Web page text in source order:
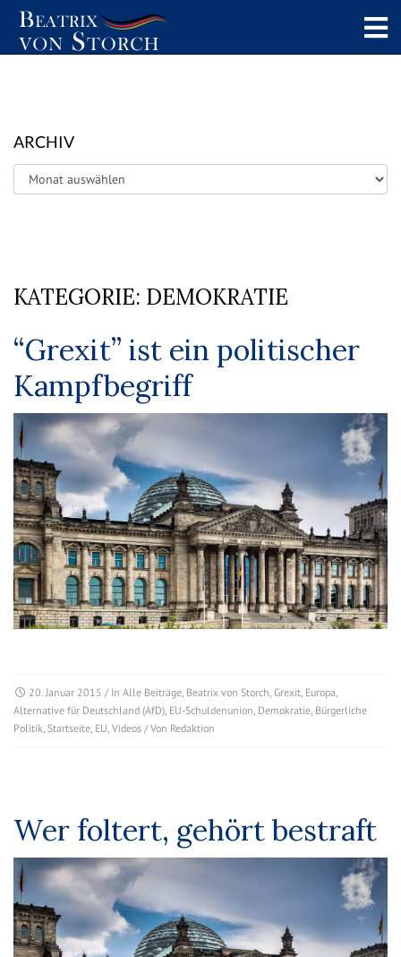
ARCHIV
Archiv
KATEGORIE: DEMOKRATIE
“Grexit” ist ein politischer
Kampfbegriff
20. Januar 2015 / In Alle Beiträge, Beatrix von Storch, Grexit, Europa,
Alternative für Deutschland (AfD), EU-Schuldenunion, Demokratie, Bürgerliche
Politik, Startseite, EU, Videos / Von Redaktion
Wer foltert, gehört bestraft